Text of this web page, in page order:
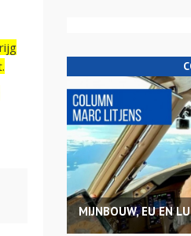
MIJNBOUW, EU EN